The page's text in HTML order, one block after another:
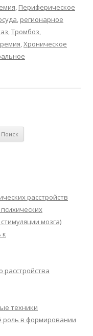
, Периферическое
, регионарное
,Тромбоз,
,Хроническое
расстройств
мозга)
к
расстройства
техники
роль в формировании